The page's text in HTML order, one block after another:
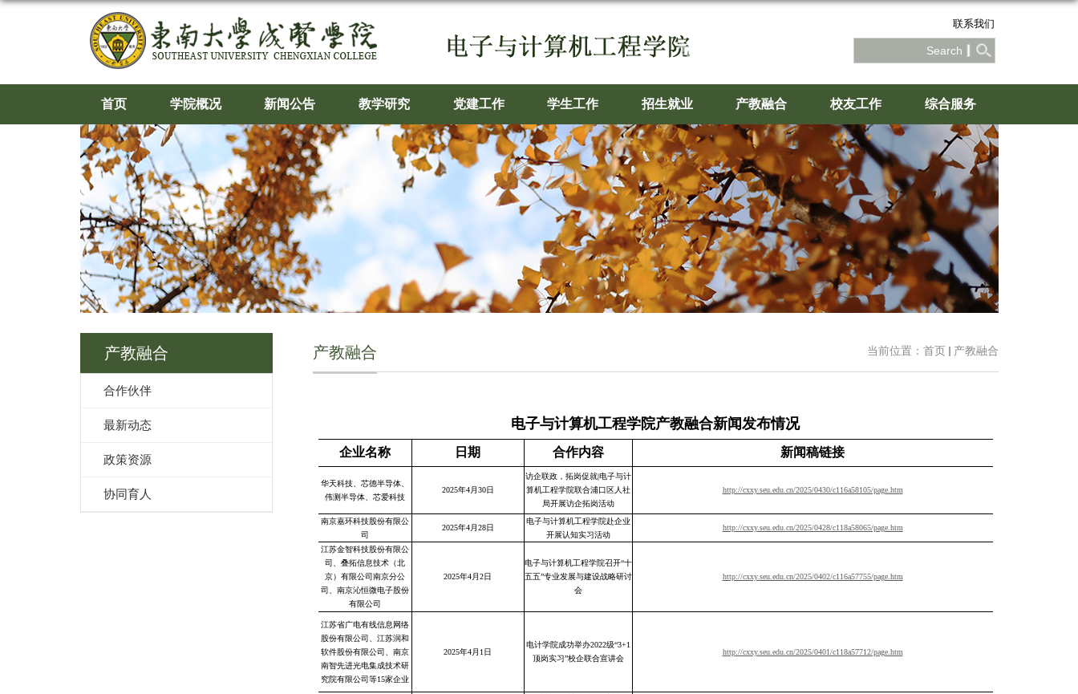
联系我们
首页 学院概况 新闻公告 教学研究 党建工作 学生工作 招生就业 产教融合 校友工作 综合服务
产教融合
合作伙伴
最新动态
政策资源
协同育人
当前位置： 首页 产教融合
产教融合
电子与计算机工程学院产教融合新闻发布情况
企业名称 日期 合作内容 新闻稿链接
华天科技、芯德半导体、
伟测半导体、芯爱科技
2025年4月30日
访企联政，拓岗促就|电子与计
算机工程学院联合浦口区人社
局开展访企拓岗活动
http://cxxy.seu.edu.cn/2025/0430/c116a58105/page.htm
南京嘉环科技股份有限公
司
2025年4月28日
电子与计算机工程学院赴企业
开展认知实习活动
http://cxxy.seu.edu.cn/2025/0428/c118a58065/page.htm
江苏金智科技股份有限公
司、叠拓信息技术（北
京）有限公司南京分公
司、南京沁恒微电子股份
有限公司
2025年4月2日
电子与计算机工程学院召开“十
五五”专业发展与建设战略研讨
会
http://cxxy.seu.edu.cn/2025/0402/c116a57755/page.htm
江苏省广电有线信息网络
股份有限公司、江苏润和
软件股份有限公司、南京
南智先进光电集成技术研
究院有限公司等15家企业
2025年4月1日
电计学院成功举办2022级“3+1
顶岗实习”校企联合宣讲会
http://cxxy.seu.edu.cn/2025/0401/c118a57712/page.htm